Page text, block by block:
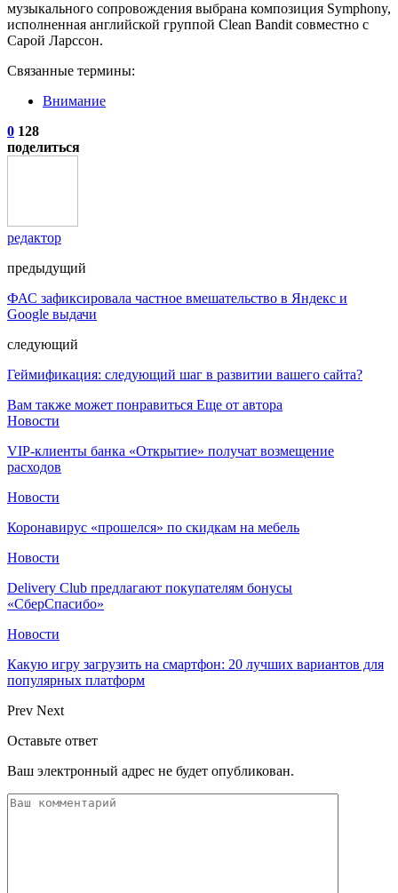
музыкального сопровождения выбрана композиция Symphony,
исполненная английской группой Clean Bandit совместно с
Сарой Ларссон.
Связанные термины:
Внимание
0 128
поделиться
редактор
предыдущий
ФАС зафиксировала частное вмешательство в Яндекс и
Googlе выдачи
следующий
Геймификация: следующий шаг в развитии вашего сайта?
Вам также может понравиться Еще от автора
Новости
VIP-клиенты банка «Открытие» получат возмещение
расходов
Новости
Коронавирус «прошелся» по скидкам на мебель
Новости
Delivery Club предлагают покупателям бонусы
«СберСпасибо»
Новости
Какую игру загрузить на смартфон: 20 лучших вариантов для
популярных платформ
Prev Next
Оставьте ответ
Ваш электронный адрес не будет опубликован.